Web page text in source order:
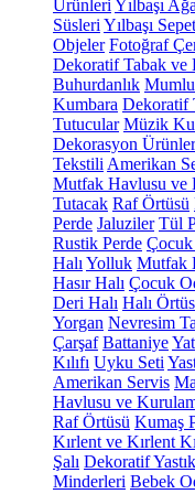
Ürünleri Yılbaşı
Süsleri Yılbaşı
Objeler Fotoğraf
Dekoratif Tabak ve
Buhurdanlık
Kumbara Dekoratif
Tutucular Müzik
Dekorasyon
Tekstili Amerikan
Mutfak Havlusu ve
Tutacak Raf Örtüsü
Perde Jaluziler Tül
Rustik Perde Çocuk
Halı Yolluk Mutfak
Hasır Halı Çocuk
Deri Halı Halı
Yorgan Nevresim
Çarşaf Battaniye
Kılıfı Uyku Seti
Amerikan Servis
Havlusu ve
Raf Örtüsü Kumaş
Kırlent ve Kırlent
Şalı Dekoratif Yastık
Minderleri Bebek